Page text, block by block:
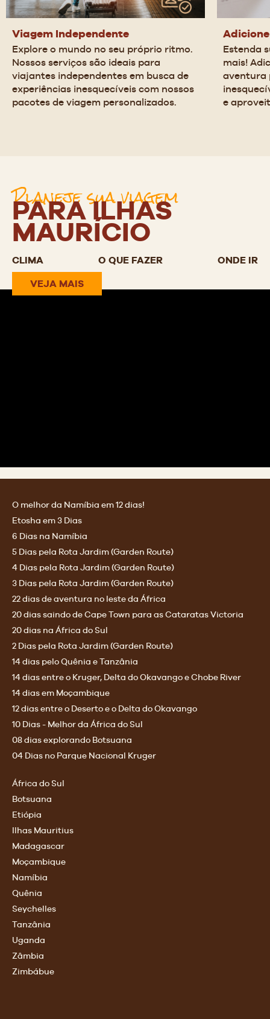
Viagem Independente
Explore o mundo no seu próprio ritmo.
Nossos serviços são ideais para
viajantes independentes em busca de
experiências inesquecíveis com nossos
pacotes de viagem personalizados.
Estenda
mais!
aventura
e
Planeje sua viagem
PARA ILHAS
MAURÍCIO
CLIMA O QUE FAZER ONDE IR
VEJA MAIS
O melhor da Namíbia em 12 dias!
Etosha em 3 Dias
6 Dias na Namíbia
5 Dias pela Rota Jardim (Garden Route)
4 Dias pela Rota Jardim (Garden Route)
3 Dias pela Rota Jardim (Garden Route)
22 dias de aventura no leste da África
20 dias saindo de Cape Town para as Cataratas Victoria
20 dias na África do Sul
2 Dias pela Rota Jardim (Garden Route)
14 dias pelo Quênia e Tanzânia
14 dias entre o Kruger, Delta do Okavango e Chobe River
14 dias em Moçambique
12 dias entre o Deserto e o Delta do Okavango
10 Dias - Melhor da África do Sul
08 dias explorando Botsuana
04 Dias no Parque Nacional Kruger
África do Sul
Botsuana
Etiópia
Ilhas Mauritius
Madagascar
Moçambique
Namíbia
Quênia
Seychelles
Tanzânia
Uganda
Zâmbia
Zimbábue